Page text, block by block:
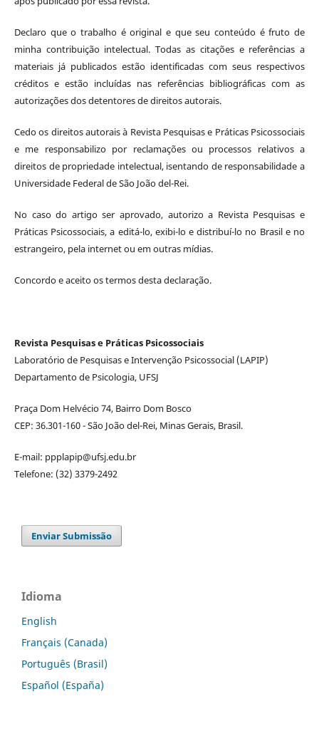
Declaro que o trabalho é original e que seu conteúdo é fruto de
minha contribuição intelectual. Todas as citações e referências a
materiais já publicados estão identificadas com seus respectivos
créditos e estão incluídas nas referências bibliográficas com as
autorizações dos detentores de direitos autorais.
Cedo os direitos autorais à Revista Pesquisas e Práticas Psicossociais
e me responsabilizo por reclamações ou processos relativos a
direitos de propriedade intelectual, isentando de responsabilidade a
Universidade Federal de São João del-Rei.
No caso do artigo ser aprovado, autorizo a Revista Pesquisas e
Práticas Psicossociais, a editá-lo, exibi-lo e distribuí-lo no Brasil e no
estrangeiro, pela internet ou em outras mídias.
Concordo e aceito os termos desta declaração.
Revista Pesquisas e Práticas Psicossociais
Laboratório de Pesquisas e Intervenção Psicossocial (LAPIP)
Departamento de Psicologia, UFSJ
Praça Dom Helvécio 74, Bairro Dom Bosco
CEP: 36.301-160 - São João del-Rei, Minas Gerais, Brasil.
E-mail: ppplapip@ufsj.edu.br
Telefone: (32) 3379-2492
Enviar Submissão
Idioma
English
Français (Canada)
Português (Brasil)
Español (España)